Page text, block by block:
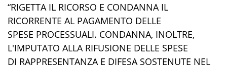
“RIGETTA IL RICORSO E CONDANNA IL
RICORRENTE AL PAGAMENTO DELLE
SPESE PROCESSUALI. CONDANNA, INOLTRE,
L'IMPUTATO ALLA RIFUSIONE DELLE SPESE
DI RAPPRESENTANZA E DIFESA SOSTENUTE NEL